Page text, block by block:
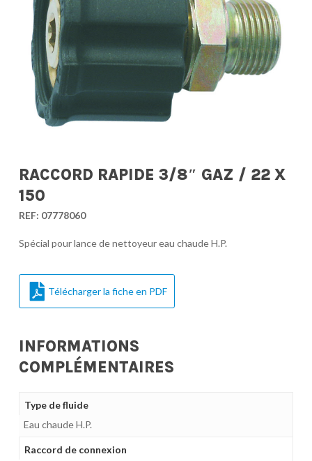
RACCORD RAPIDE 3/8″ GAZ / 22 X
150
REF: 07778060
Spécial pour lance de nettoyeur eau chaude H.P.
Télécharger la fiche en PDF
INFORMATIONS
COMPLÉMENTAIRES
Type de fluide
Eau chaude H.P.
Raccord de connexion